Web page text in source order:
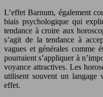
L’effet Barnum, également
biais psychologique qui
tendance à croire aux
s’agit de la tendance à
vagues et générales comme
pourraient s’appliquer à
voyance attractives. Les
utilisent souvent un langage
effet.